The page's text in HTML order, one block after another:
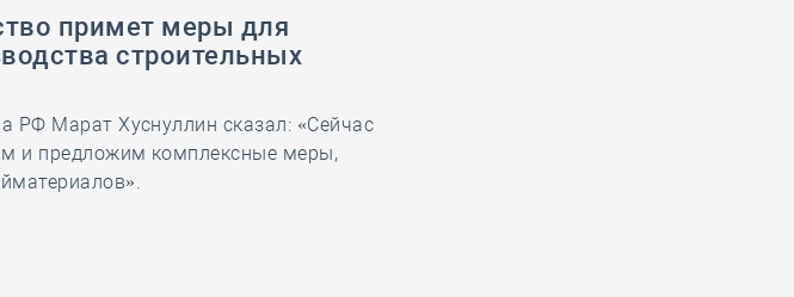
примет меры для
строительных
РФ Марат Хуснуллин сказал: «Сейчас
и предложим комплексные меры,